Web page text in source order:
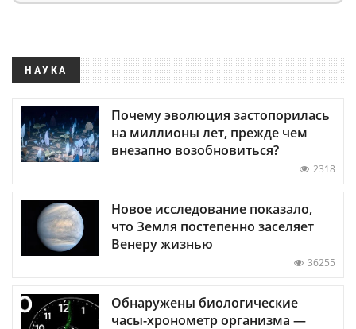
НАУКА
Почему эволюция застопорилась
на миллионы лет, прежде чем
внезапно возобновиться?
2318
Новое исследование показало,
что Земля постепенно заселяет
Венеру жизнью
36255
Обнаружены биологические
часы-хронометр организма —